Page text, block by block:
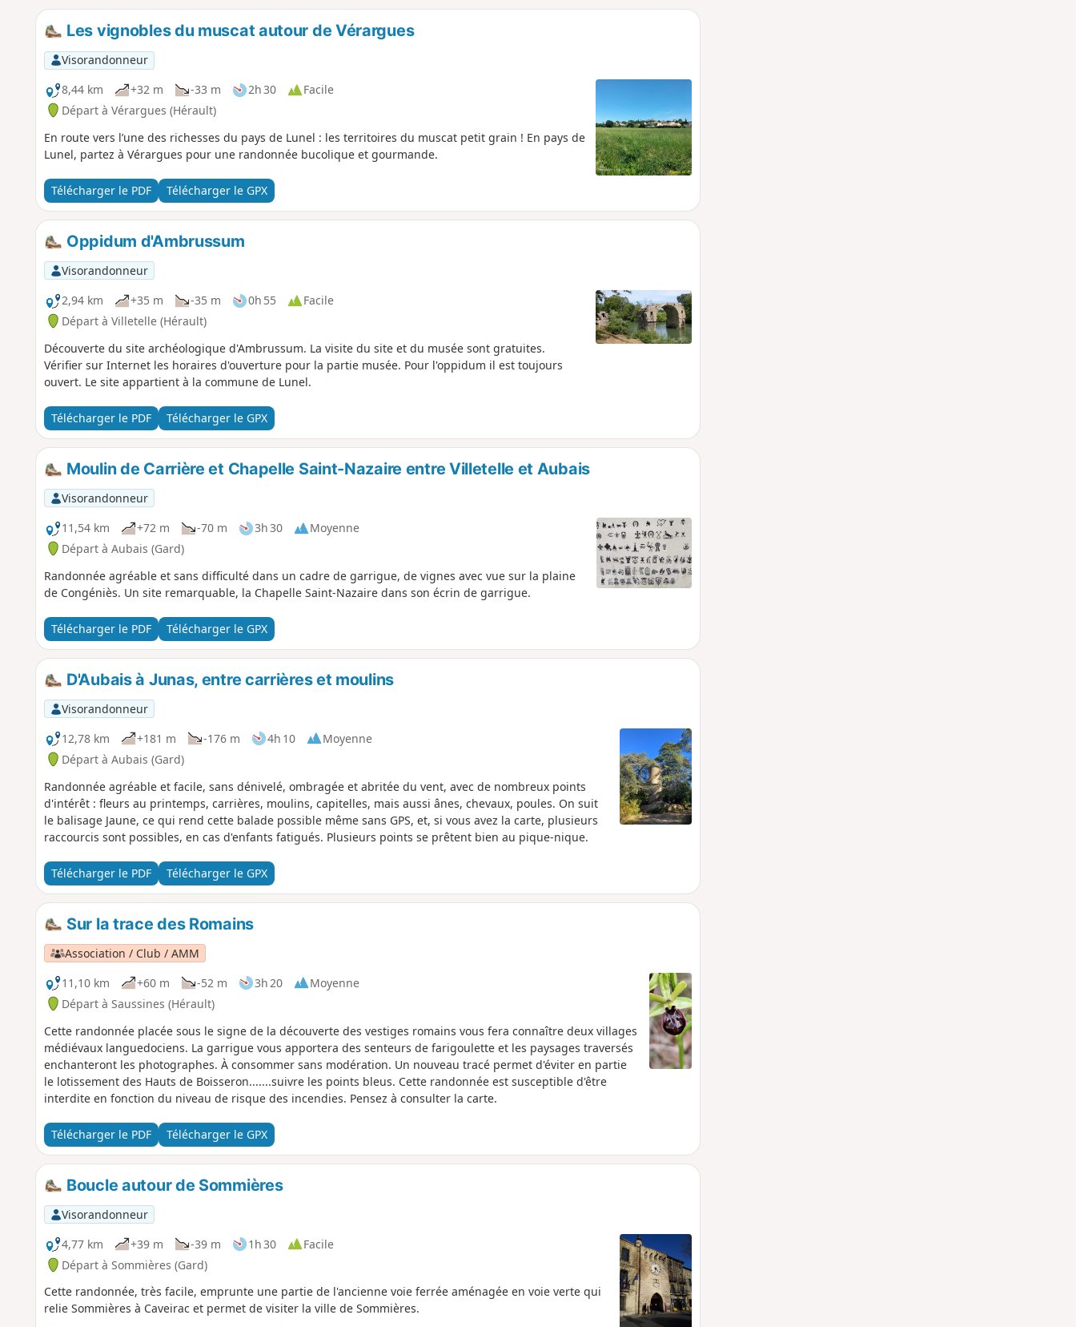
Les vignobles du muscat autour de Vérargues
Visorandonneur
8,44 km
+32 m -33 m 2h 30
Facile
Départ à Vérargues (Hérault)
En route vers l’une des richesses du pays de Lunel : les territoires du muscat petit grain ! En pays de
Lunel, partez à Vérargues pour une randonnée bucolique et gourmande.
Télécharger le PDF Télécharger le GPX
Oppidum d'Ambrussum
Visorandonneur
2,94 km
+35 m -35 m 0h 55
Facile
Départ à Villetelle (Hérault)
Découverte du site archéologique d'Ambrussum. La visite du site et du musée sont gratuites.
Vérifier sur Internet les horaires d'ouverture pour la partie musée. Pour l'oppidum il est toujours
ouvert. Le site appartient à la commune de Lunel.
Télécharger le PDF Télécharger le GPX
Moulin de Carrière et Chapelle Saint-Nazaire entre Villetelle et Aubais
Visorandonneur
11,54 km
+72 m -70 m 3h 30
Moyenne
Départ à Aubais (Gard)
Randonnée agréable et sans difficulté dans un cadre de garrigue, de vignes avec vue sur la plaine
de Congéniès. Un site remarquable, la Chapelle Saint-Nazaire dans son écrin de garrigue.
Télécharger le PDF Télécharger le GPX
D'Aubais à Junas, entre carrières et moulins
Visorandonneur
12,78 km
+181 m -176 m 4h 10
Moyenne
Départ à Aubais (Gard)
Randonnée agréable et facile, sans dénivelé, ombragée et abritée du vent, avec de nombreux points
d'intérêt : fleurs au printemps, carrières, moulins, capitelles, mais aussi ânes, chevaux, poules. On suit
le balisage Jaune, ce qui rend cette balade possible même sans GPS, et, si vous avez la carte, plusieurs
raccourcis sont possibles, en cas d'enfants fatigués. Plusieurs points se prêtent bien au pique-nique.
Télécharger le PDF Télécharger le GPX
Sur la trace des Romains
Association / Club / AMM
11,10 km
+60 m -52 m 3h 20
Moyenne
Départ à Saussines (Hérault)
Cette randonnée placée sous le signe de la découverte des vestiges romains vous fera connaître deux villages
médiévaux languedociens. La garrigue vous apportera des senteurs de farigoulette et les paysages traversés
enchanteront les photographes. À consommer sans modération. Un nouveau tracé permet d'éviter en partie
le lotissement des Hauts de Boisseron.......suivre les points bleus. Cette randonnée est susceptible d'être
interdite en fonction du niveau de risque des incendies. Pensez à consulter la carte.
Télécharger le PDF Télécharger le GPX
Boucle autour de Sommières
Visorandonneur
4,77 km
+39 m -39 m 1h 30
Facile
Départ à Sommières (Gard)
Cette randonnée, très facile, emprunte une partie de l'ancienne voie ferrée aménagée en voie verte qui
relie Sommières à Caveirac et permet de visiter la ville de Sommières.